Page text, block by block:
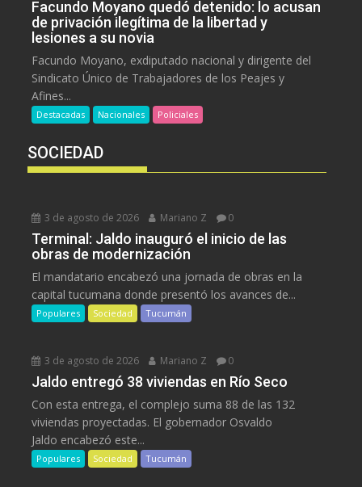
Facundo Moyano quedó detenido: lo acusan
de privación ilegítima de la libertad y
lesiones a su novia
Facundo Moyano, exdiputado nacional y dirigente del
Sindicato Único de Trabajadores de los Peajes y
Afines...
Destacadas Nacionales Policiales
SOCIEDAD
3 de agosto de 2026 Mariano Z 0
Terminal: Jaldo inauguró el inicio de las
obras de modernización
El mandatario encabezó una jornada de obras en la
capital tucumana donde presentó los avances de...
Populares Sociedad Tucumán
3 de agosto de 2026 Mariano Z 0
Jaldo entregó 38 viviendas en Río Seco
Con esta entrega, el complejo suma 88 de las 132
viviendas proyectadas. El gobernador Osvaldo
Jaldo encabezó este...
Populares Sociedad Tucumán